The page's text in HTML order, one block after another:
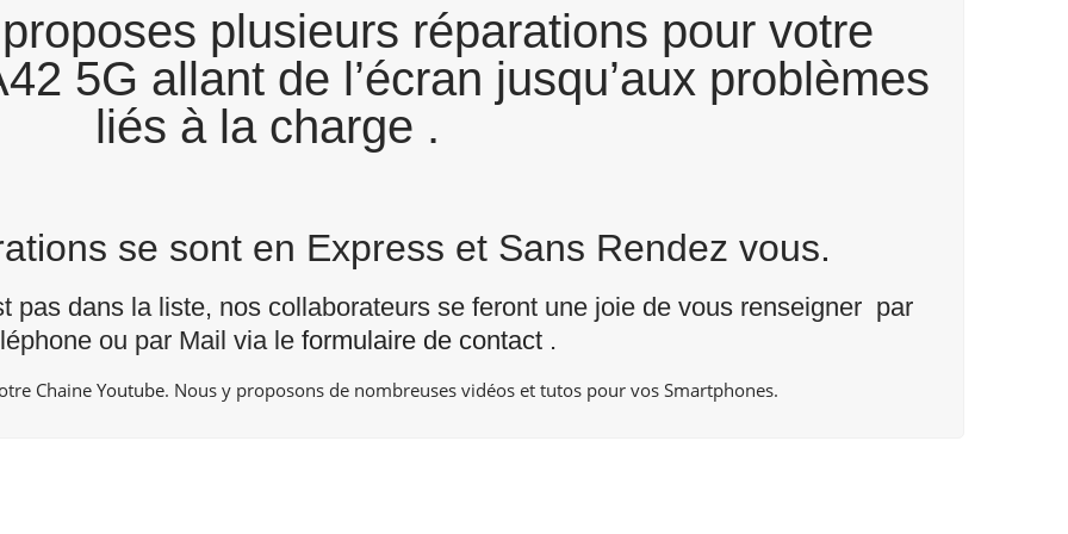
plusieurs réparations pour votre
5G allant de l’écran jusqu’aux problèmes
liés à la charge .
se sont en Express et Sans Rendez vous.
pas dans la liste, nos collaborateurs se feront une joie de vous renseigner par
ou par Mail via leformulaire de contact.
Chaine Youtube. Nous y proposons de nombreuses vidéos et tutos pour vos Smartphones.